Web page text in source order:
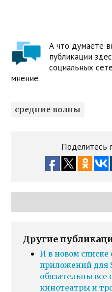
А что думаете
публикации
социальных
мнение.
средние волны
Поделитесь
Другие
И в новом списке
приложений для
обязательны
кинотеатры и